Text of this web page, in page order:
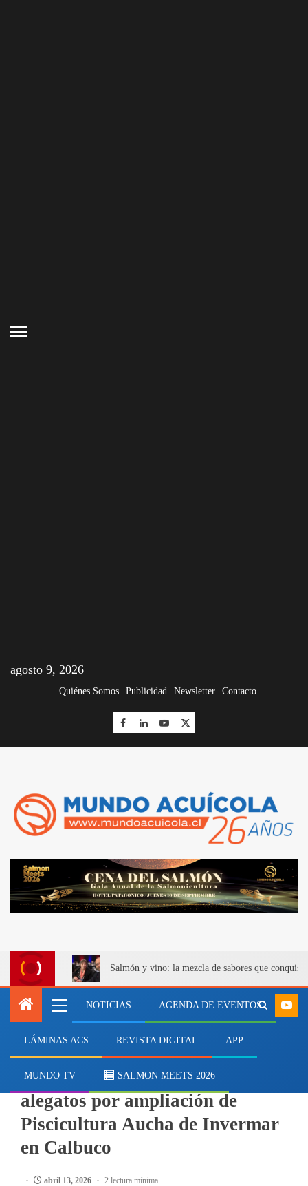
agosto 9, 2026
Quiénes Somos Publicidad Newsletter Contacto
Salmón y vino: la mezcla de sabores que
NOTICIAS AGENDA DE EVENTOS
LÁMINAS ACS REVISTA DIGITAL APP
MUNDO TV SALMON MEETS 2026
Tribunal Ambiental escucha
alegatos por ampliación de
Piscicultura Aucha de Invermar
en Calbuco
abril 13, 2026 2 lectura mínima